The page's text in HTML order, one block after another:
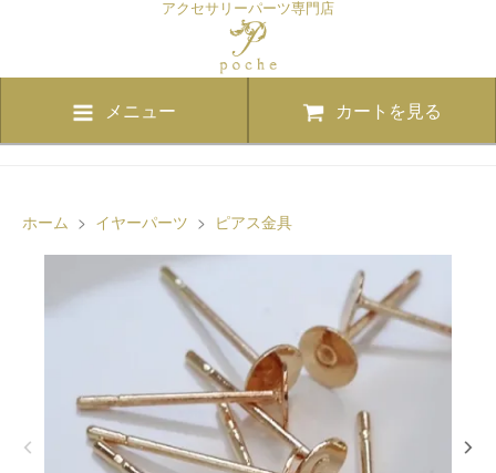
アクセサリーパーツ専門店
メニュー カートを見る
ホーム > イヤーパーツ > ピアス金具